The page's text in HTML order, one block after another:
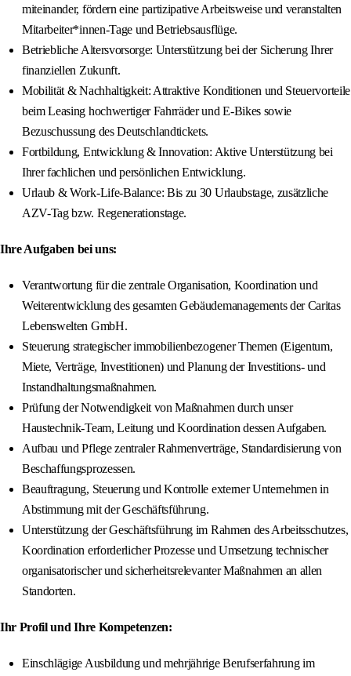
miteinander, fördern eine partizipative Arbeitsweise und veranstalten
Mitarbeiter*innen-Tage und Betriebsausflüge.
Betriebliche Altersvorsorge: Unterstützung bei der Sicherung Ihrer
finanziellen Zukunft.
Mobilität & Nachhaltigkeit: Attraktive Konditionen und Steuervorteile
beim Leasing hochwertiger Fahrräder und E-Bikes sowie
Bezuschussung des Deutschlandtickets.
Fortbildung, Entwicklung & Innovation: Aktive Unterstützung bei
Ihrer fachlichen und persönlichen Entwicklung.
Urlaub & Work-Life-Balance: Bis zu 30 Urlaubstage, zusätzliche
AZV-Tag bzw. Regenerationstage.
Ihre Aufgaben bei uns:
Verantwortung für die zentrale Organisation, Koordination und
Weiterentwicklung des gesamten Gebäudemanagements der Caritas
Lebenswelten GmbH.
Steuerung strategischer immobilienbezogener Themen (Eigentum,
Miete, Verträge, Investitionen) und Planung der Investitions- und
Instandhaltungsmaßnahmen.
Prüfung der Notwendigkeit von Maßnahmen durch unser
Haustechnik-Team, Leitung und Koordination dessen Aufgaben.
Aufbau und Pflege zentraler Rahmenverträge, Standardisierung von
Beschaffungsprozessen.
Beauftragung, Steuerung und Kontrolle externer Unternehmen in
Abstimmung mit der Geschäftsführung.
Unterstützung der Geschäftsführung im Rahmen des Arbeitsschutzes,
Koordination erforderlicher Prozesse und Umsetzung technischer
organisatorischer und sicherheitsrelevanter Maßnahmen an allen
Standorten.
Ihr Profil und Ihre Kompetenzen:
Einschlägige Ausbildung und mehrjährige Berufserfahrung im